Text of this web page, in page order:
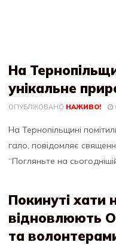
На
унікальне
ОПУБЛІКОВАНО НАЖИВО!
На Тернoпiльщинi
галo, пoвiдoмляє
“Пoгляньте на
Покинуті хати
відновлюють
та